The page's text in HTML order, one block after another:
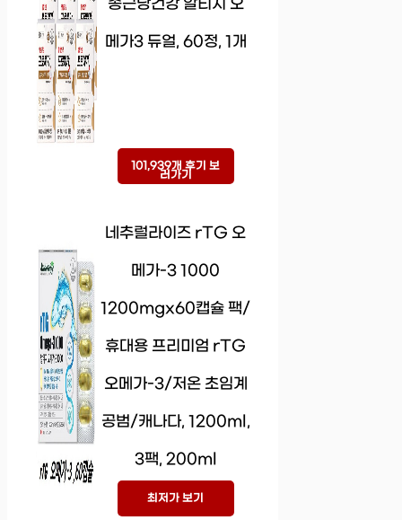
종근당건강 알티지 오
메가3 듀얼, 60정, 1개
101,939개 후기 보
러가기
네추럴라이즈 rTG 오
메가-3 1000
1200mgx60캡슐 팩/
휴대용 프리미엄 rTG
오메가-3/저온 초임계
공범/캐나다, 1200ml,
3팩, 200ml
최저가 보기